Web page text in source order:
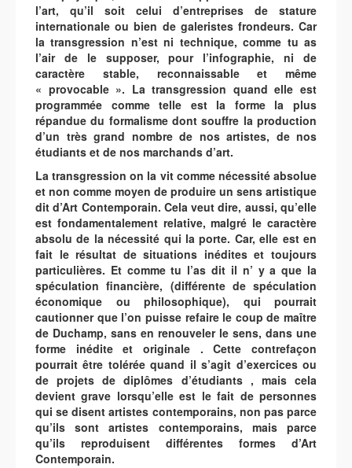
l’art, qu’il soit celui d’entreprises de stature
internationale ou bien de galeristes frondeurs. Car
la transgression n’est ni technique, comme tu as
l’air de le supposer, pour l’infographie, ni de
caractère stable, reconnaissable et même
« provocable ». La transgression quand elle est
programmée comme telle est la forme la plus
répandue du formalisme dont souffre la production
d’un très grand nombre de nos artistes, de nos
étudiants et de nos marchands d’art.
La transgression on la vit comme nécessité absolue
et non comme moyen de produire un sens artistique
dit d’Art Contemporain. Cela veut dire, aussi, qu’elle
est fondamentalement relative, malgré le caractère
absolu de la nécessité qui la porte. Car, elle est en
fait le résultat de situations inédites et toujours
particulières. Et comme tu l’as dit il n’ y a que la
spéculation financière, (différente de spéculation
économique ou philosophique), qui pourrait
cautionner que l’on puisse refaire le coup de maître
de Duchamp, sans en renouveler le sens, dans une
forme inédite et originale . Cette contrefaçon
pourrait être tolérée quand il s’agit d’exercices ou
de projets de diplômes d’étudiants , mais cela
devient grave lorsqu’elle est le fait de personnes
qui se disent artistes contemporains, non pas parce
qu’ils sont artistes contemporains, mais parce
qu’ils reproduisent différentes formes d’Art
Contemporain.